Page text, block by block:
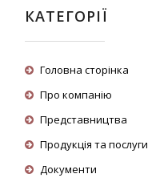
КАТЕГОРІЇ
Головна сторінка
Про компанію
Представництва
Продукція та послуги
Документи